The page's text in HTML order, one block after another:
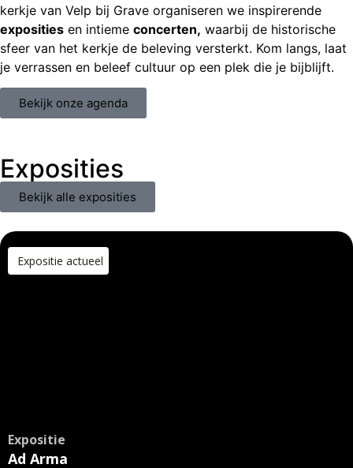
kerkje van Velp bij Grave organiseren we inspirerende
exposities en intieme concerten, waarbij de historische
sfeer van het kerkje de beleving versterkt. Kom langs, laat
je verrassen en beleef cultuur op een plek die je bijblijft.
Bekijk onze agenda
Exposities
Bekijk alle exposities
Expositie actueel
Expositie
Ad Arma